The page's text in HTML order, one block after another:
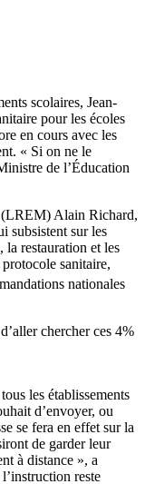
scolaires, Jean-
pour les écoles
en cours avec les
« Si on ne le
de l’Éducation
(LREM) Alain Richard,
subsistent sur les
la restauration et les
sanitaire,
nationales
chercher ces 4%
les établissements
d’envoyer, ou
se fera en effet sur la
de garder leur
à distance », a
reste